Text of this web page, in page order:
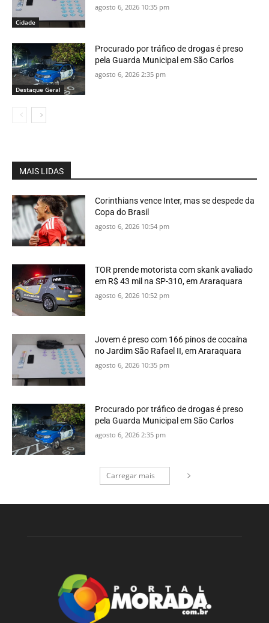
Cidade
agosto 6, 2026 10:35 pm
Destaque Geral
Procurado por tráfico de drogas é preso
pela Guarda Municipal em São Carlos
agosto 6, 2026 2:35 pm
MAIS LIDAS
Corinthians vence Inter, mas se despede da
Copa do Brasil
agosto 6, 2026 10:54 pm
TOR prende motorista com skank avaliado
em R$ 43 mil na SP-310, em Araraquara
agosto 6, 2026 10:52 pm
Jovem é preso com 166 pinos de cocaína
no Jardim São Rafael II, em Araraquara
agosto 6, 2026 10:35 pm
Procurado por tráfico de drogas é preso
pela Guarda Municipal em São Carlos
agosto 6, 2026 2:35 pm
Carregar mais